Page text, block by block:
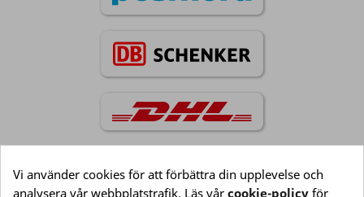
Vi använder cookies för att förbättra din upplevelse och
analysera vår webbplatstrafik. Läs vår cookie-policy för